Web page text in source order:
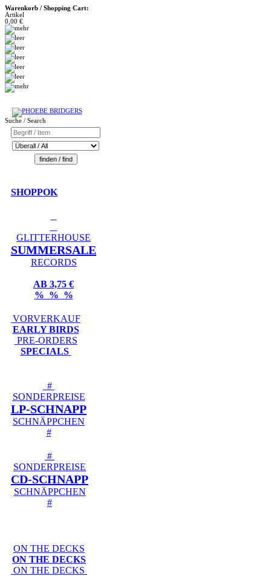
Warenkorb / Shopping Cart:
Artikel
0,00 €
Suche / Search
SHOPPOK
GLITTERHOUSE
SUMMERSALE
RECORDS
AB 3,75 €
% % %
VORVERKAUF
EARLY BIRDS
PRE-ORDERS
SPECIALS
#
SONDERPREISE
LP-SCHNAPP
SCHNÄPPCHEN
#
#
SONDERPREISE
CD-SCHNAPP
SCHNÄPPCHEN
#
ON THE DECKS
ON THE DECKS
ON THE DECKS